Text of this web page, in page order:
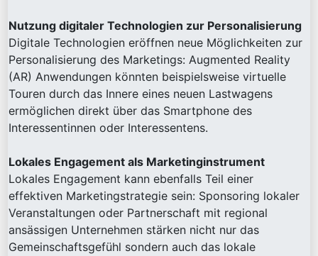
Nutzung digitaler Technologien zur Personalisierung
Digitale Technologien eröffnen neue Möglichkeiten zur
Personalisierung des Marketings: Augmented Reality
(AR) Anwendungen könnten beispielsweise virtuelle
Touren durch das Innere eines neuen Lastwagens
ermöglichen direkt über das Smartphone des
Interessentinnen oder Interessentens.
Lokales Engagement als Marketinginstrument
Lokales Engagement kann ebenfalls Teil einer
effektiven Marketingstrategie sein: Sponsoring lokaler
Veranstaltungen oder Partnerschaft mit regional
ansässigen Unternehmen stärken nicht nur das
Gemeinschaftsgefühl sondern auch das lokale